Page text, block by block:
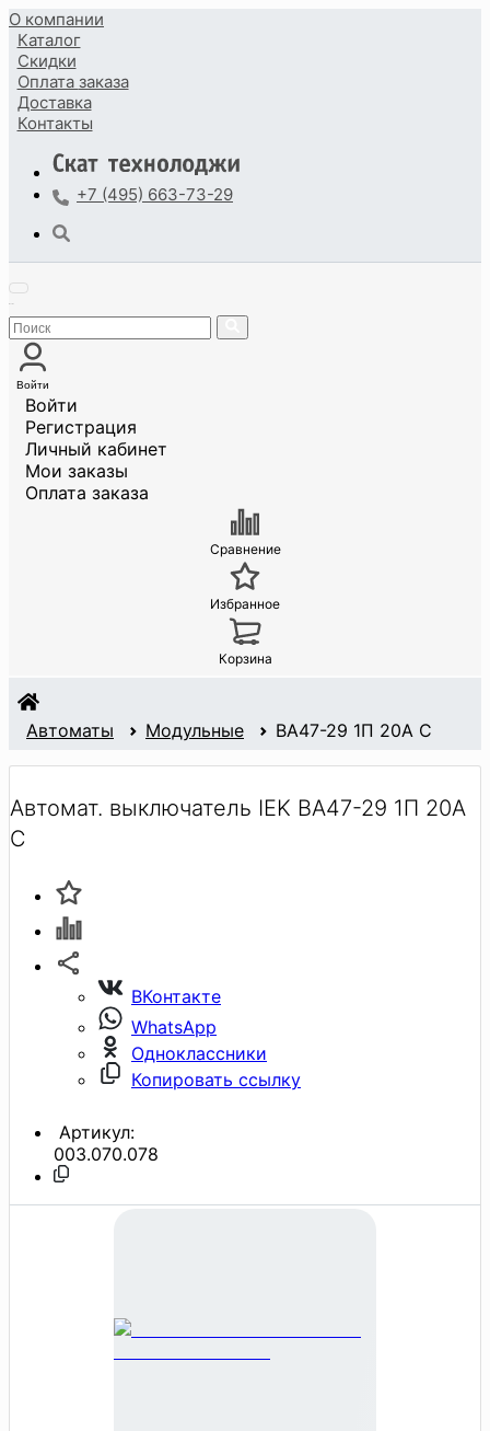
О компании
Каталог
Скидки
Оплата заказа
Доставка
Контакты
+7 (495) 663-73-29
Войти
Войти
Регистрация
Личный кабинет
Мои заказы
Оплата заказа
Сравнение
Избранное
Корзина
Автоматы Модульные BA47-29 1П 20А С
Автомат. выключатель IEK BA47-29 1П 20А
С
ВКонтакте
WhatsApp
Одноклассники
Копировать ссылку
Артикул:
003.070.078